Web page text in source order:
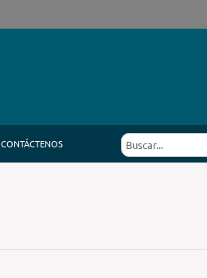
CONTÁCTENOS